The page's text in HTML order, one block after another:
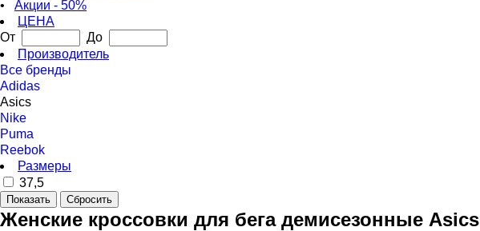
• Акции - 50%
ЦЕНА
От
До
Производитель
Все бренды
Adidas
Asics
Nike
Puma
Reebok
Размеры
37,5
Женские кроссовки для бега демисезонные Asics